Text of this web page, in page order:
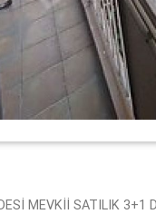
MEVKİİ SATILIK 3+1